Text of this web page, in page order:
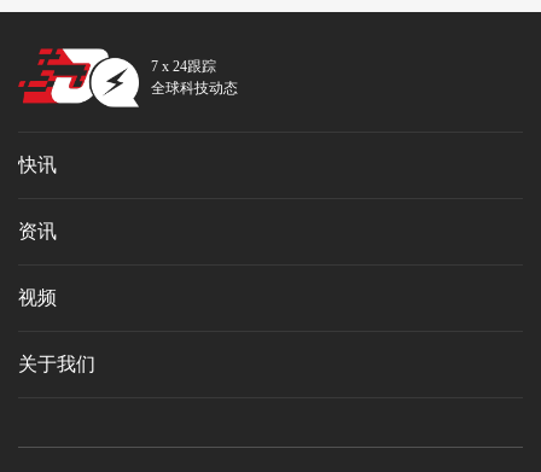
7 x 24跟踪
全球科技动态
快讯
资讯
视频
关于我们